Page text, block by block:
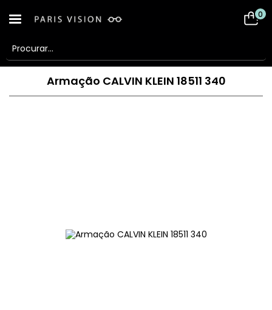
0
Armação CALVIN KLEIN 18511 340